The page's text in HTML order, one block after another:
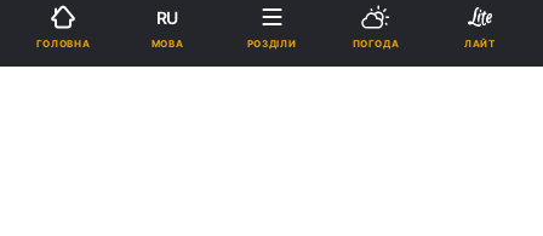
19:22, 25.12.25
ГОЛОВНА
RU
МОВА РОЗДІЛИ ПОГОДА ЛАЙТ